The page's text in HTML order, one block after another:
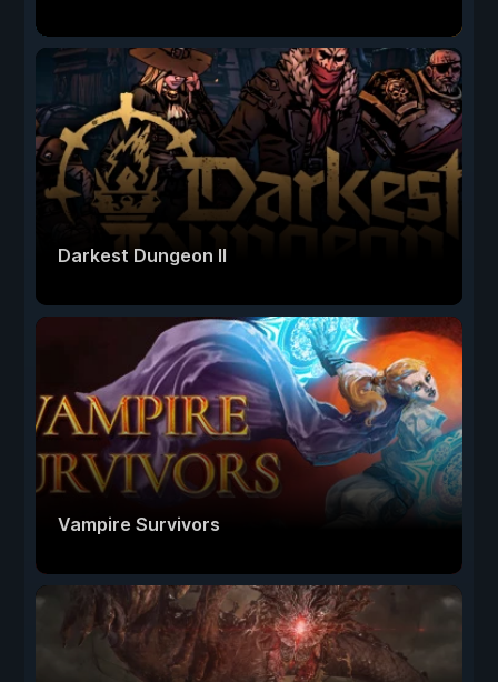
Darkest Dungeon II
Vampire Survivors